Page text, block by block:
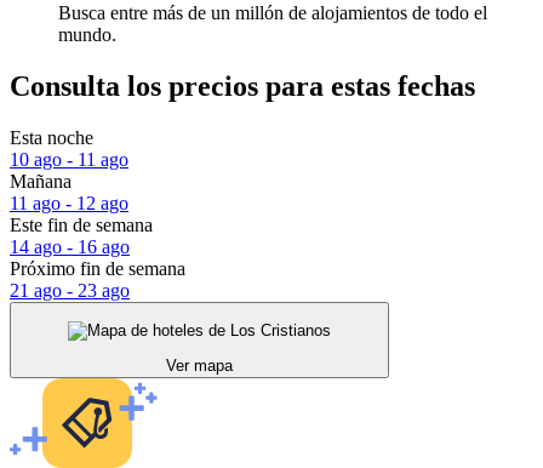
Busca entre más de un millón de alojamientos de todo el
mundo.
Consulta los precios para estas fechas
Esta noche
10 ago - 11 ago
Mañana
11 ago - 12 ago
Este fin de semana
14 ago - 16 ago
Próximo fin de semana
21 ago - 23 ago
Ver mapa